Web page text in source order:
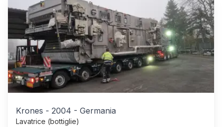
Krones - 2004 - Germania
Lavatrice (bottiglie)